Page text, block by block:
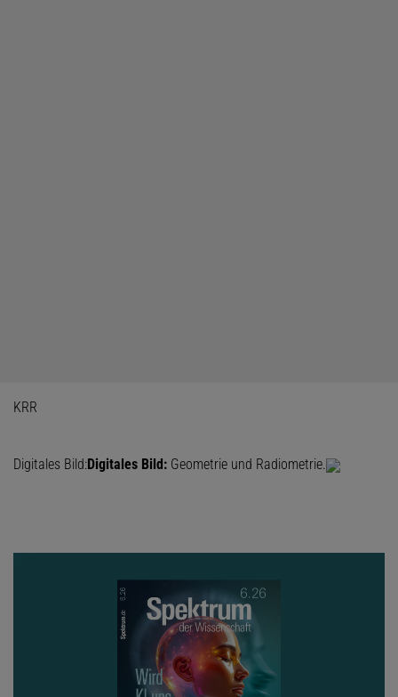
KRR
Digitales Bild:Digitales Bild: Geometrie und Radiometrie.